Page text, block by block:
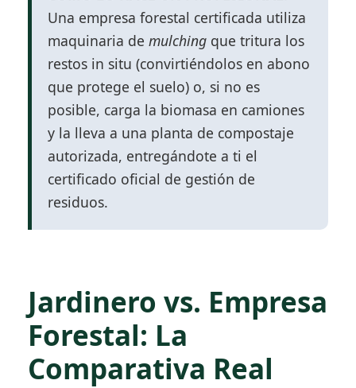
Una empresa forestal certificada utiliza
maquinaria de mulching que tritura los
restos in situ (convirtiéndolos en abono
que protege el suelo) o, si no es
posible, carga la biomasa en camiones
y la lleva a una planta de compostaje
autorizada, entregándote a ti el
certificado oficial de gestión de
residuos.
Jardinero vs. Empresa
Forestal: La
Comparativa Real